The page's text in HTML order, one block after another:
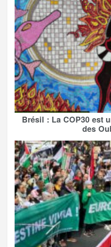
Brésil : La COP30 est
des